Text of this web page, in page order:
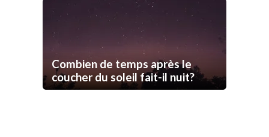
Combien de temps après le
coucher du soleil fait-il nuit?